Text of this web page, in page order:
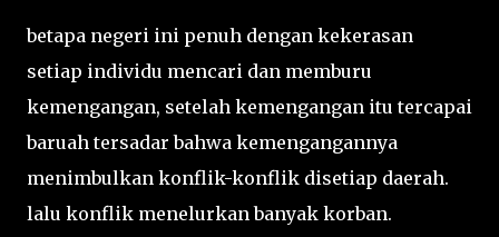
betapa negeri ini penuh dengan kekerasan
setiap individu mencari dan memburu
kemengangan, setelah kemengangan itu tercapai
baruah tersadar bahwa kemengangannya
menimbulkan konflik-konflik disetiap daerah.
lalu konflik menelurkan banyak korban.